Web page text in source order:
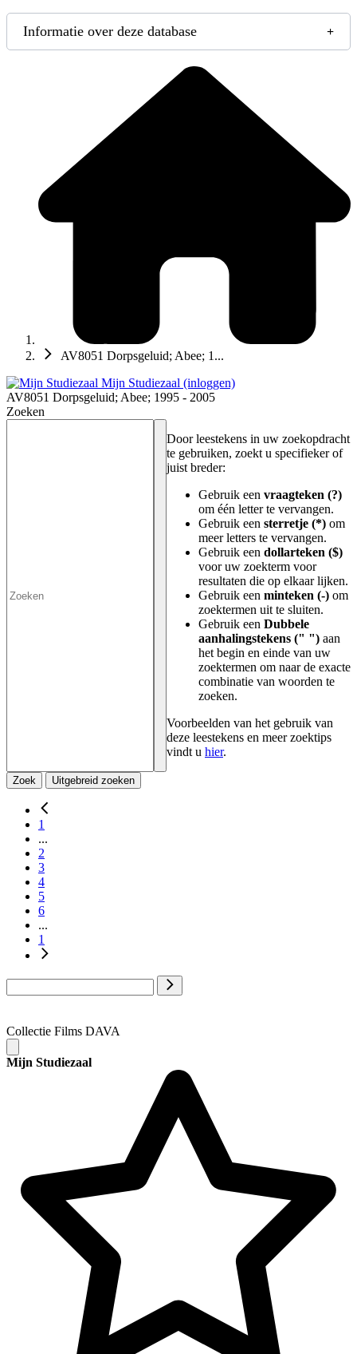
Informatie over deze database
AV8051 Dorpsgeluid; Abee; 1...
Mijn Studiezaal (inloggen)
AV8051 Dorpsgeluid; Abee; 1995 - 2005
Zoeken
Door leestekens in uw zoekopdracht
te gebruiken, zoekt u specifieker of
juist breder:
Gebruik een vraagteken (?)
om één letter te vervangen.
Gebruik een sterretje (*) om
meer letters te vervangen.
Gebruik een dollarteken ($)
voor uw zoekterm voor
resultaten die op elkaar lijken.
Gebruik een minteken (-) om
zoektermen uit te sluiten.
Gebruik een Dubbele
aanhalingstekens (" ") aan
het begin en einde van uw
zoektermen om naar de exacte
combinatie van woorden te
zoeken.
Voorbeelden van het gebruik van
deze leestekens en meer zoektips
vindt u hier.
Zoek Uitgebreid zoeken
1
...
2
3
4
5
6
...
1
Collectie Films DAVA
Mijn Studiezaal